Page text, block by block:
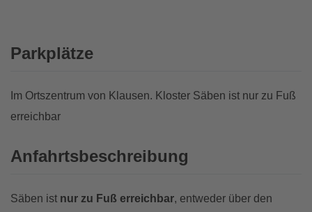
Parkplätze
Im Ortszentrum von Klausen. Kloster Säben ist nur zu Fuß
erreichbar
Anfahrtsbeschreibung
Säben ist nur zu Fuß erreichbar, entweder über den